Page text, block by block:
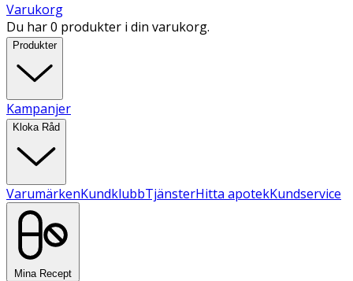
Varukorg
Du har 0 produkter i din varukorg.
Produkter
Kampanjer
Kloka Råd
VarumärkenKundklubbTjänsterHitta apotekKundservice
Mina Recept